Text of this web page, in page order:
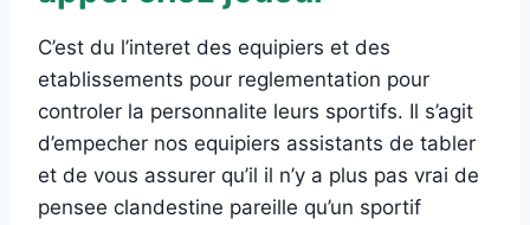
C’est du l’interet des equipiers et des
etablissements pour reglementation pour
controler la personnalite leurs sportifs. Il s’agit
d’empecher nos equipiers assistants de tabler
et de vous assurer qu’il il n’y a plus pas vrai de
pensee clandestine pareille qu’un sportif